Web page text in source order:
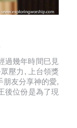
過幾年時間巳見
壓力, 上台領獎
朋友分享神的愛,
後位份是為了現